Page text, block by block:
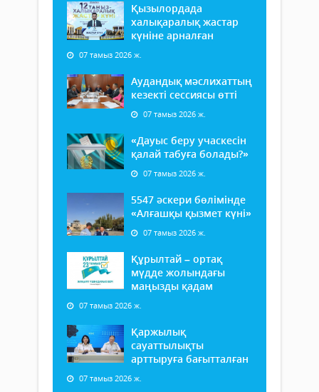
Қызылордада
халықаралық жастар
күніне арналған
07 тамыз 2026 ж.
Аудандық мәслихаттың
кезекті сессиясы өтті
07 тамыз 2026 ж.
«Дауыс беру учаскесін
қалай табуға болады?»
07 тамыз 2026 ж.
5547 әскери бөлімінде
«Алғашқы қызмет күні»
07 тамыз 2026 ж.
Құрылтай – ортақ
мүдде жолындағы
маңызды қадам
07 тамыз 2026 ж.
Қаржылық
сауаттылықты
арттыруға бағытталған
07 тамыз 2026 ж.